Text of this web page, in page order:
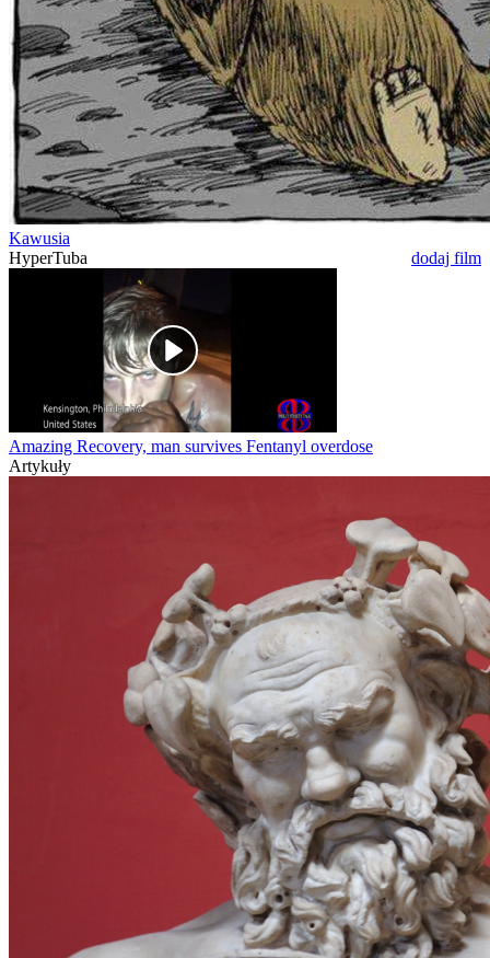
Kawusia
HyperTuba
dodaj film
Amazing Recovery, man survives Fentanyl overdose
Artykuły